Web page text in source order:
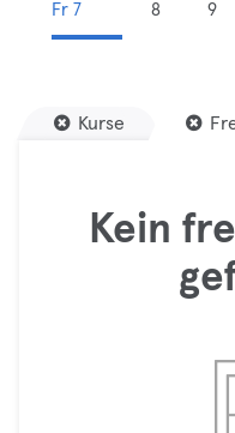
Fr 7
8
9
Kurse
Kein